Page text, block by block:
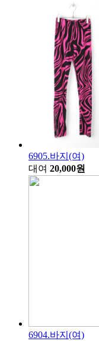
6905.바지(여)
대여 20,000원
6904.바지(여)